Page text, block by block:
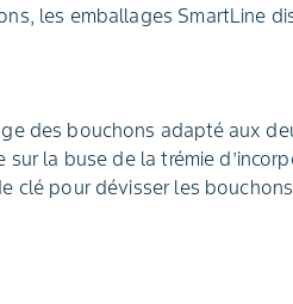
les emballages SmartLine
des bouchons adapté aux
sur la buse de la trémie
clé pour dévisser les